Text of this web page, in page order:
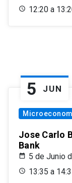
12:20 a
5 JUN
Jose Carlo
Bank
5 de Junio
13:35 a